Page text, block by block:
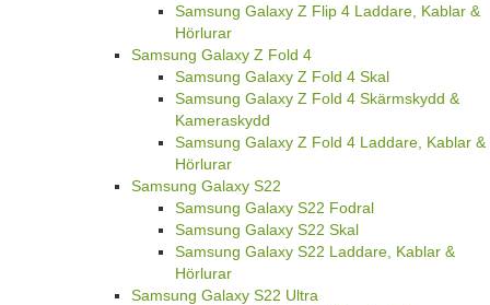
Samsung Galaxy Z Flip 4 Laddare, Kablar &
Hörlurar
Samsung Galaxy Z Fold 4
Samsung Galaxy Z Fold 4 Skal
Samsung Galaxy Z Fold 4 Skärmskydd &
Kameraskydd
Samsung Galaxy Z Fold 4 Laddare, Kablar &
Hörlurar
Samsung Galaxy S22
Samsung Galaxy S22 Fodral
Samsung Galaxy S22 Skal
Samsung Galaxy S22 Laddare, Kablar &
Hörlurar
Samsung Galaxy S22 Ultra